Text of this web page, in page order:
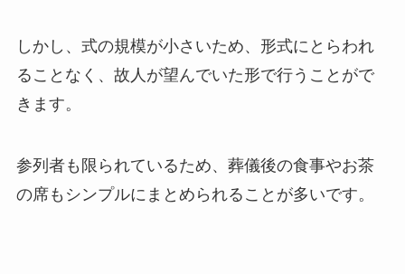
しかし、式の規模が小さいため、形式にとらわれ
ることなく、故人が望んでいた形で行うことがで
きます。
参列者も限られているため、葬儀後の食事やお茶
の席もシンプルにまとめられることが多いです。